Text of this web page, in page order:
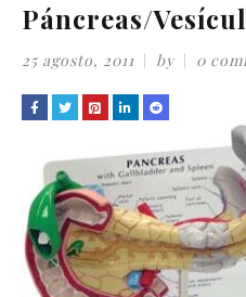
Páncreas/
25 agosto, 2011 by 0